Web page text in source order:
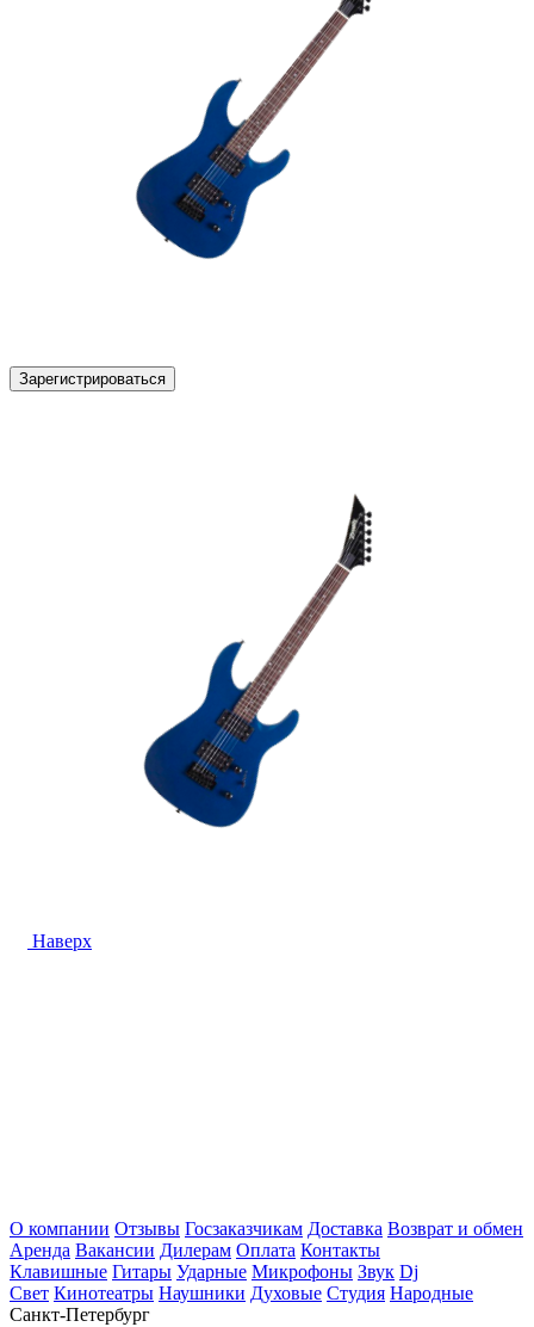
Зарегистрироваться
Наверх
О компании Отзывы Госзаказчикам Доставка Возврат и обмен
Аренда Вакансии Дилерам Оплата Контакты
Клавишные Гитары Ударные Микрофоны Звук Dj
Свет Кинотеатры Наушники Духовые Студия Народные
Санкт-Петербург